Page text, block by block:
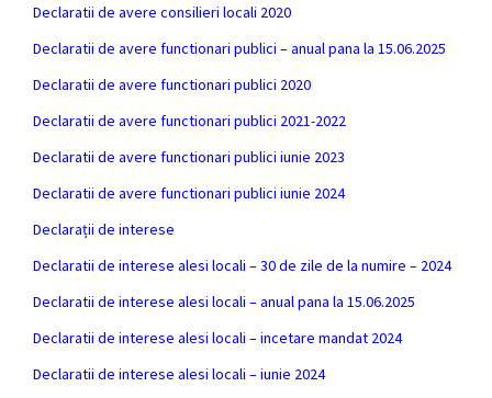
Declaratii de avere consilieri locali 2020
Declaratii de avere functionari publici – anual pana la 15.06.2025
Declaratii de avere functionari publici 2020
Declaratii de avere functionari publici 2021-2022
Declaratii de avere functionari publici iunie 2023
Declaratii de avere functionari publici iunie 2024
Declarații de interese
Declaratii de interese alesi locali – 30 de zile de la numire – 2024
Declaratii de interese alesi locali – anual pana la 15.06.2025
Declaratii de interese alesi locali – incetare mandat 2024
Declaratii de interese alesi locali – iunie 2024